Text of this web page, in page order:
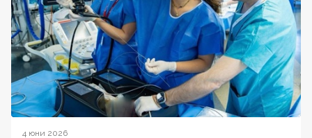
4 юни 2026